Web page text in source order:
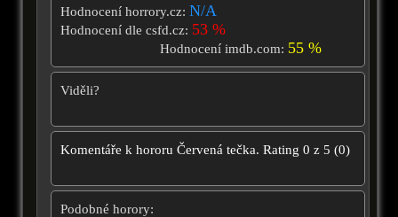
Hodnocení horrory.cz: N/A
Hodnocení dle csfd.cz: 53 %
Hodnocení imdb.com: 55 %
Viděli?
Komentáře k hororu Červená tečka. Rating 0 z 5 (0)
Podobné horory: